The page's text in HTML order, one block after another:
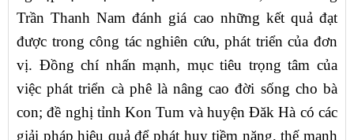
Trần Thanh Nam đánh giá cao những kết quả đạt
được trong công tác nghiên cứu, phát triển của đơn
vị. Đồng chí nhấn mạnh, mục tiêu trọng tâm của
việc phát triển cà phê là nâng cao đời sống cho bà
con; đề nghị tỉnh Kon Tum và huyện Đăk Hà có các
giải pháp hiệu quả để phát huy tiềm năng, thế mạnh